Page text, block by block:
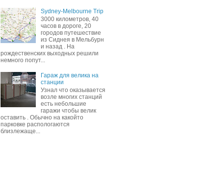
Sydney-Melbourne Trip
3000 километров, 40
часов в дороге, 20
городов путешествие
из Сиднея в Мельбурн
и назад . На
рождественских выходных решили
немного попут...
Гараж для велика на
станции
Узнал что оказывается
возле многих станций
есть небольшие
гаражи чтобы велик
оставить . Обычно на какойто
парковке распологаются
близлежаще...